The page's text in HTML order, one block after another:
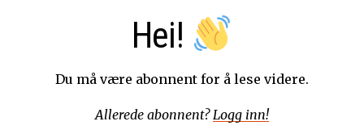
Hei!
Du må være abonnent for å lese videre.
Allerede abonnent? Logg inn!